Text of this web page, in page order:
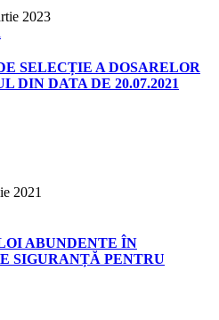
2023
SELECȚIE A DOSARELOR
DIN DATA DE 20.07.2021
2021
ABUNDENTE ÎN
SIGURANȚĂ PENTRU